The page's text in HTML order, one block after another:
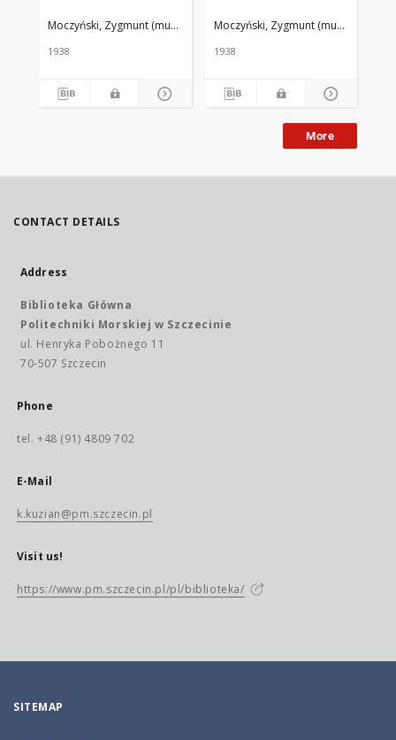
Moczyński, Zygmunt (muzyka) Makuszyński, Kornel (słowa)
1938
Moczyński, Zygmunt (muzyka)
1938
More
CONTACT DETAILS
Address
Biblioteka Główna
Politechniki Morskiej w Szczecinie
ul. Henryka Pobożnego 11
70-507 Szczecin
Phone
tel. +48 (91) 4809 702
E-Mail
k.kuzian@pm.szczecin.pl
Visit us!
https://www.pm.szczecin.pl/pl/biblioteka/
SITEMAP